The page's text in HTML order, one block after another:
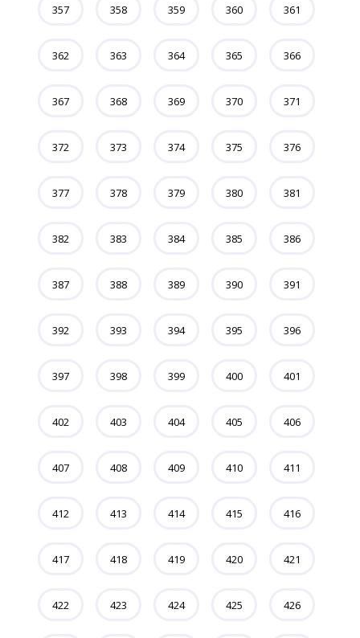
357 358 359 360 361
362 363 364 365 366
367 368 369 370 371
372 373 374 375 376
377 378 379 380 381
382 383 384 385 386
387 388 389 390 391
392 393 394 395 396
397 398 399 400 401
402 403 404 405 406
407 408 409 410 411
412 413 414 415 416
417 418 419 420 421
422 423 424 425 426